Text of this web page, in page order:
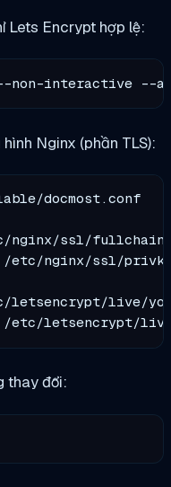
Lets Encrypt hợp lệ:
non-interactive --
Nginx (phần TLS):
docmost.conf
nginx/ssl/
etc/nginx/ssl/
letsencrypt/live/
thay đổi: